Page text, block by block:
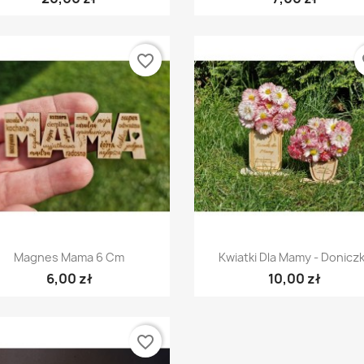
Szybki podgląd
Magnes Mama 6 Cm
6,00 zł
favorite_border
Szybki podgląd
Kwiatki Dla Mamy -
10,00 zł
favorite_border